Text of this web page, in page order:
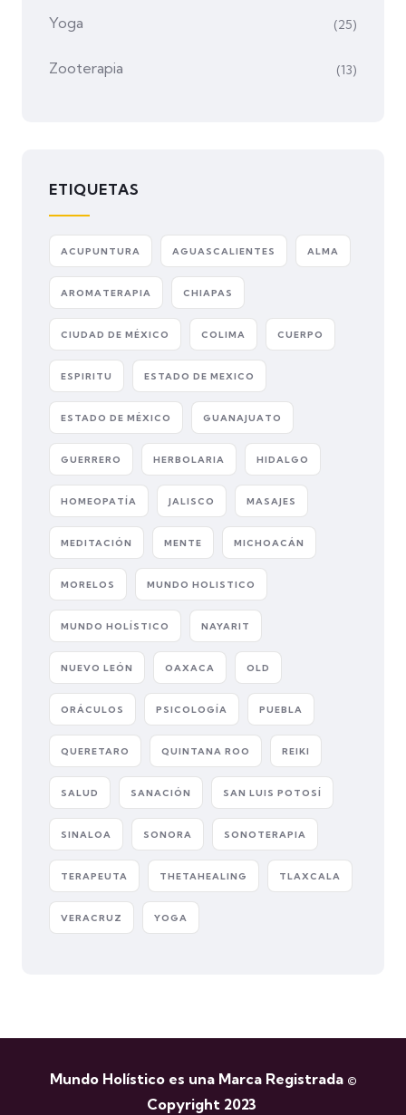
Yoga (25)
Zooterapia (13)
ETIQUETAS
ACUPUNTURA AGUASCALIENTES ALMA
AROMATERAPIA CHIAPAS
CIUDAD DE MÉXICO COLIMA CUERPO
ESPIRITU ESTADO DE MEXICO
ESTADO DE MÉXICO GUANAJUATO
GUERRERO HERBOLARIA HIDALGO
HOMEOPATÍA JALISCO MASAJES
MEDITACIÓN MENTE MICHOACÁN
MORELOS MUNDO HOLISTICO
MUNDO HOLÍSTICO NAYARIT
NUEVO LEÓN OAXACA OLD
ORÁCULOS PSICOLOGÍA PUEBLA
QUERETARO QUINTANA ROO REIKI
SALUD SANACIÓN SAN LUIS POTOSÍ
SINALOA SONORA SONOTERAPIA
TERAPEUTA THETAHEALING TLAXCALA
VERACRUZ YOGA
Mundo Holístico es una Marca Registrada ©
Copyright 2023